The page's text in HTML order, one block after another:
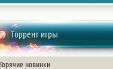
Торрент игры
Горячие новинки